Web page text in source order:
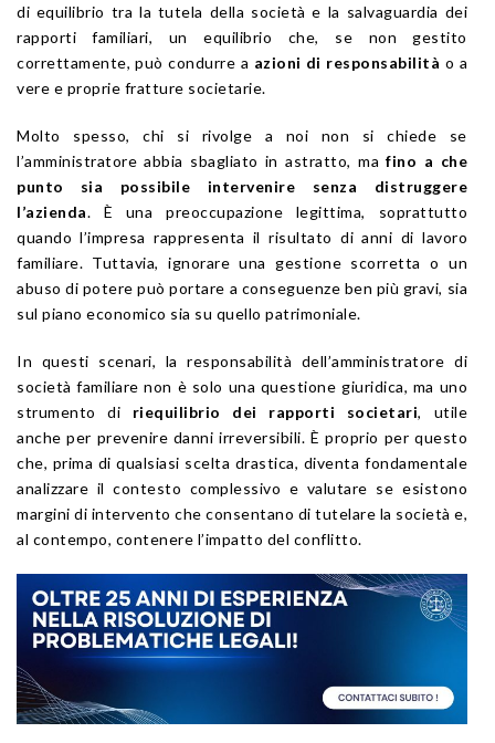
di equilibrio tra la tutela della società e la salvaguardia dei
rapporti familiari, un equilibrio che, se non gestito
correttamente, può condurre a azioni di responsabilità o a
vere e proprie fratture societarie.
Molto spesso, chi si rivolge a noi non si chiede se
l’amministratore abbia sbagliato in astratto, mafino a che
punto sia possibile intervenire senza distruggere
l’azienda. È una preoccupazione legittima, soprattutto
quando l’impresa rappresenta il risultato di anni di lavoro
familiare. Tuttavia, ignorare una gestione scorretta o un
abuso di potere può portare a conseguenze ben più gravi, sia
sul piano economico sia su quello patrimoniale.
In questi scenari, la responsabilità dell’amministratore di
società familiare non è solo una questione giuridica, ma uno
strumento di riequilibrio dei rapporti societari, utile
anche per prevenire danni irreversibili. È proprio per questo
che, prima di qualsiasi scelta drastica, diventa fondamentale
analizzare il contesto complessivo e valutare se esistono
margini di intervento che consentano di tutelare la società e,
al contempo, contenere l’impatto del conflitto.